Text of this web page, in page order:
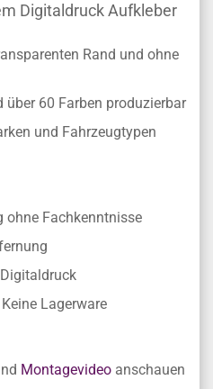
Digitaldruck Aufkleber
Rand und ohne
über 60 Farben produzierbar
und Fahrzeugtypen
ohne Fachkenntnisse
Lagerware
Montagevideo anschauen